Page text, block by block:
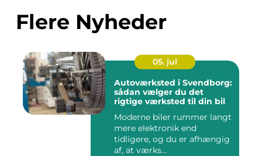
Flere Nyheder
05. jul
Autoværksted i Svendborg:
sådan vælger du det
rigtige værksted til din bil
Moderne biler rummer langt
mere elektronik end
tidligere, og du er afhængig
af, at værks...